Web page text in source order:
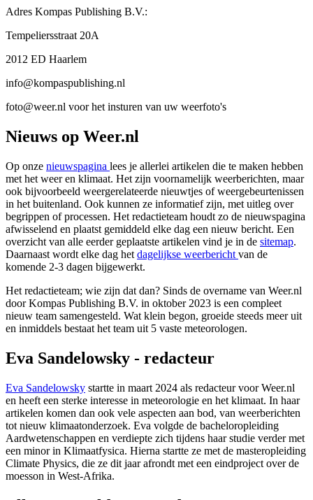
Adres Kompas Publishing B.V.:
Tempeliersstraat 20A
2012 ED Haarlem
info@kompaspublishing.nl
foto@weer.nl voor het insturen van uw weerfoto's
Nieuws op Weer.nl
Op onze nieuwspagina lees je allerlei artikelen die te maken hebben
met het weer en klimaat. Het zijn voornamelijk weerberichten, maar
ook bijvoorbeeld weergerelateerde nieuwtjes of weergebeurtenissen
in het buitenland. Ook kunnen ze informatief zijn, met uitleg over
begrippen of processen. Het redactieteam houdt zo de nieuwspagina
afwisselend en plaatst gemiddeld elke dag een nieuw bericht. Een
overzicht van alle eerder geplaatste artikelen vind je in de sitemap.
Daarnaast wordt elke dag het dagelijkse weerbericht van de
komende 2-3 dagen bijgewerkt.
Het redactieteam; wie zijn dat dan? Sinds de overname van Weer.nl
door Kompas Publishing B.V. in oktober 2023 is een compleet
nieuw team samengesteld. Wat klein begon, groeide steeds meer uit
en inmiddels bestaat het team uit 5 vaste meteorologen.
Eva Sandelowsky - redacteur
Eva Sandelowsky startte in maart 2024 als redacteur voor Weer.nl
en heeft een sterke interesse in meteorologie en het klimaat. In haar
artikelen komen dan ook vele aspecten aan bod, van weerberichten
tot nieuw klimaatonderzoek. Eva volgde de bacheloropleiding
Aardwetenschappen en verdiepte zich tijdens haar studie verder met
een minor in Klimaatfysica. Hierna startte ze met de masteropleiding
Climate Physics, die ze dit jaar afrondt met een eindproject over de
moesson in West-Afrika.